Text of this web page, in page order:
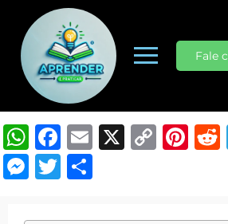
Fale
WhatsApp
Facebook
Email
X
Copy
Messenger
Twitter